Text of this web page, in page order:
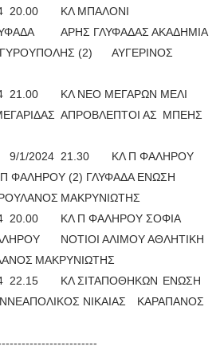
20.00
ΚΛ ΜΠΑΛΟΝΙ
ΑΡΗΣ ΓΛΥΦΑΔΑΣ ΑΚΑΔΗΜΙΑ
(2)
ΑΥΓΕΡΙΝΟΣ
21.00
ΚΛ ΝΕΟ ΜΕΓΑΡΩΝ ΜΕΛΙ
ΑΠΡΟΒΛΕΠΤΟΙ ΑΣ ΜΠΕΗΣ
9/1/2024 21.30
ΚΛ Π ΦΑΛΗΡΟΥ
ΦΑΛΗΡΟΥ (2) ΓΛΥΦΑΔΑ ΕΝΩΣΗ
ΜΑΚΡΥΝΙΩΤΗΣ
20.00
ΚΛ Π ΦΑΛΗΡΟΥ ΣΟΦΙΑ
ΝΟΤΙΟΙ ΑΛΙΜΟΥ ΑΘΛΗΤΙΚΗ
ΜΑΚΡΥΝΙΩΤΗΣ
22.15 ΚΛ ΣΙΤΑΠΟΘΗΚΩΝ ΕΝΩΣΗ
ΝΙΚΑΙΑΣ
ΚΑΡΑΠΑΝΟΣ